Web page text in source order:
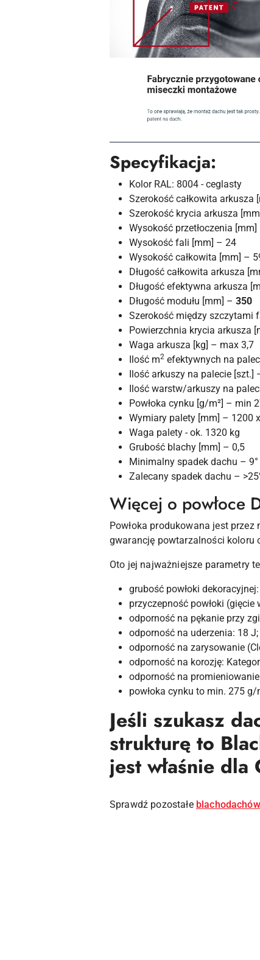
Specyfikacja:
Kolor RAL: 8004 - ceglasty
Szerokość całkowita arkusza
Szerokość krycia arkusza
Wysokość przetłoczenia
Wysokość fali [mm] – 24
Wysokość całkowita [mm] –
Długość całkowita arkusza
Długość efektywna arkusza
Długość modułu [mm] – 350
Szerokość między szczytami
Powierzchnia krycia arkusza
Waga arkusza [kg] – max 3,7
Ilość m2 efektywnych na
Ilość arkuszy na palecie [szt.]
Ilość warstw/arkuszy na
Powłoka cynku [g/m²] – min
Wymiary palety [mm] – 1200
Waga palety - ok. 1320 kg
Grubość blachy [mm] – 0,5
Minimalny spadek dachu – 9°
Zalecany spadek dachu –
Więcej o powłoce
Powłoka produkowana jest
gwarancję powtarzalności koloru
Oto jej najważniejsze parametry
grubość powłoki
przyczepność powłoki (gięcie
odporność na pękanie przy
odporność na uderzenia: 18 J;
odporność na zarysowanie
odporność na korozję:
odporność na
powłoka cynku to min. 275 g/
Jeśli szukasz
strukturę to
jest właśnie dla
Sprawdź pozostałe